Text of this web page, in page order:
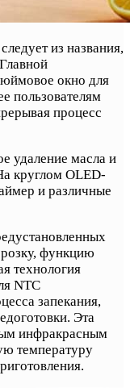
из названия,
окно для
пользователям
процесс
удаление масла и
круглом OLED-
и различные
функцию
технология
NTC
запекания,
Эта
инфракрасным
температуру